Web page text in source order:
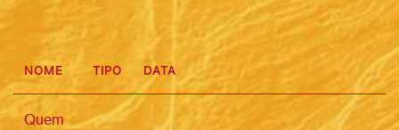
NOME TIPO DATA
Quem